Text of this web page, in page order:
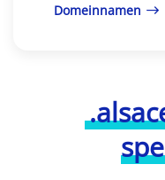
Domeinnamen